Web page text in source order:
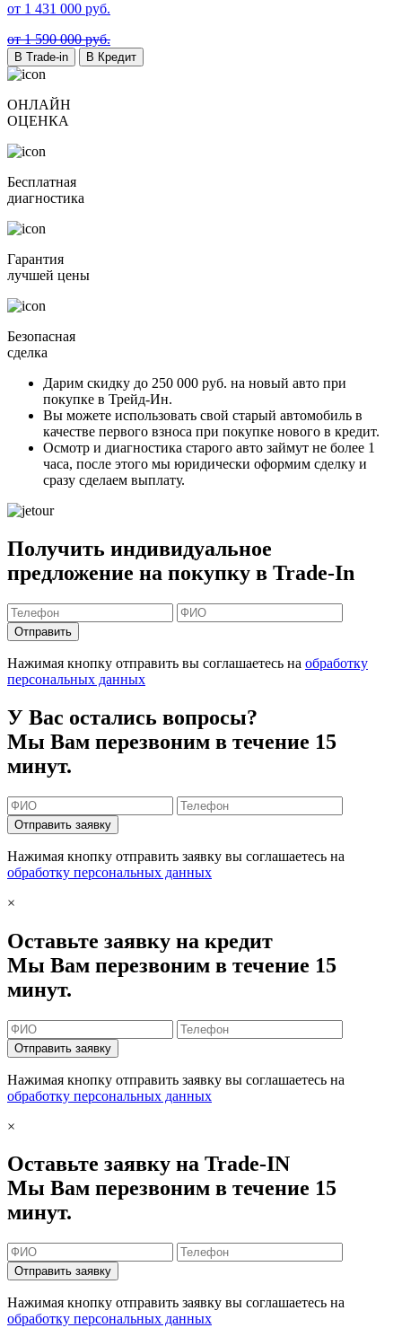
от 1 431 000 руб.
от 1 590 000 руб.
В Trade-in В Кредит
ОНЛАЙН
ОЦЕНКА
Бесплатная
диагностика
Гарантия
лучшей цены
Безопасная
сделка
Дарим скидку до 250 000 руб. на новый авто при
покупке в Трейд-Ин.
Вы можете использовать свой старый автомобиль в
качестве первого взноса при покупке нового в кредит.
Осмотр и диагностика старого авто займут не более 1
часа, после этого мы юридически оформим сделку и
сразу сделаем выплату.
Получить индивидуальное
предложение на покупку в Trade-In
Отправить
Нажимая кнопку отправить вы соглашаетесь на обработку
персональных данных
У Вас остались вопросы?
Мы Вам перезвоним в течение 15
минут.
Отправить заявку
Нажимая кнопку отправить заявку вы соглашаетесь на
обработку персональных данных
×
Оставьте заявку на кредит
Мы Вам перезвоним в течение 15
минут.
Отправить заявку
Нажимая кнопку отправить заявку вы соглашаетесь на
обработку персональных данных
×
Оставьте заявку на Trade-IN
Мы Вам перезвоним в течение 15
минут.
Отправить заявку
Нажимая кнопку отправить заявку вы соглашаетесь на
обработку персональных данных